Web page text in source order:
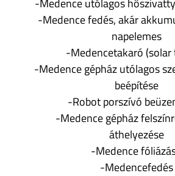
-Medence fedés, akár
napelemes
-Medencetakaró (solar
-Medence gépház utólagos
beépítése
-Robot porszívó
-Medence gépház
áthelyezése
-Medence
-Medencefedés